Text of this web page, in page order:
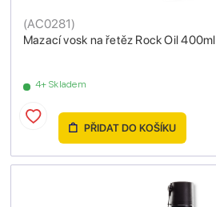
Mazací vosk na řetěz Rock Oil 400ml
(AC0281)
4+ Skladem
PŘIDAT DO KOŠÍKU